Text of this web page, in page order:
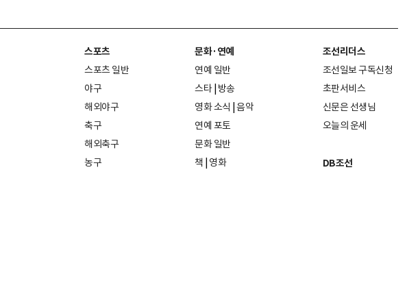
스포츠
스포츠 일반
야구
해외야구
축구
해외축구
농구
문화·연예
연예 일반
스타 방송
영화 소식 음악
연예 포토
문화 일반
책
영화
조선리더스
조선일보 구독신청
초판서비스
신문은 선생님
오늘의 운세
DB조선